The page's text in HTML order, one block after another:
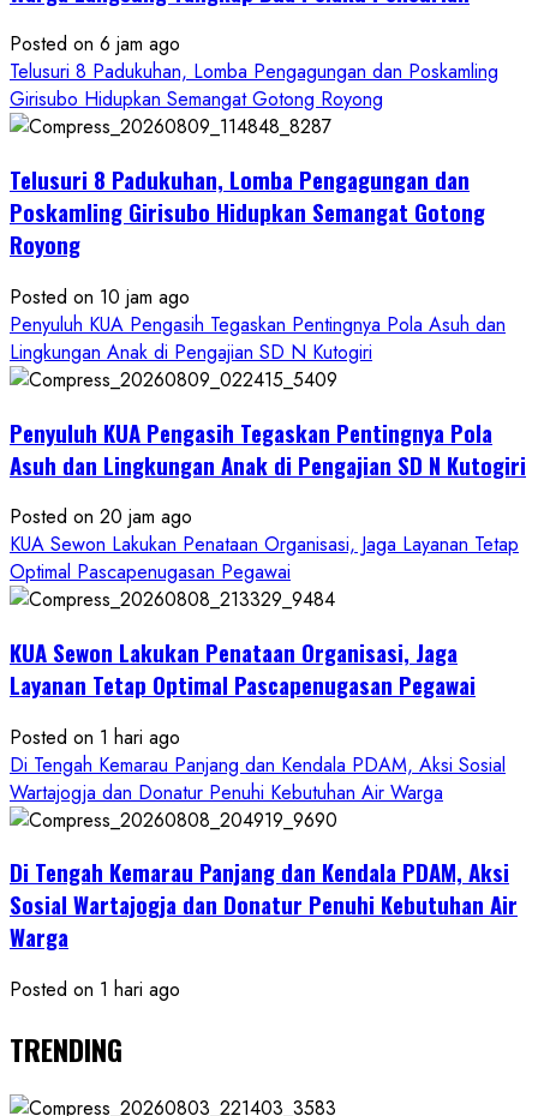
Posted on 6 jam ago
Telusuri 8 Padukuhan, Lomba Pengagungan dan Poskamling
Girisubo Hidupkan Semangat Gotong Royong
Telusuri 8 Padukuhan, Lomba Pengagungan dan
Poskamling Girisubo Hidupkan Semangat Gotong
Royong
Posted on 10 jam ago
Penyuluh KUA Pengasih Tegaskan Pentingnya Pola Asuh dan
Lingkungan Anak di Pengajian SD N Kutogiri
Penyuluh KUA Pengasih Tegaskan Pentingnya Pola
Asuh dan Lingkungan Anak di Pengajian SD N Kutogiri
Posted on 20 jam ago
KUA Sewon Lakukan Penataan Organisasi, Jaga Layanan Tetap
Optimal Pascapenugasan Pegawai
KUA Sewon Lakukan Penataan Organisasi, Jaga
Layanan Tetap Optimal Pascapenugasan Pegawai
Posted on 1 hari ago
Di Tengah Kemarau Panjang dan Kendala PDAM, Aksi Sosial
Wartajogja dan Donatur Penuhi Kebutuhan Air Warga
Di Tengah Kemarau Panjang dan Kendala PDAM, Aksi
Sosial Wartajogja dan Donatur Penuhi Kebutuhan Air
Warga
Posted on 1 hari ago
TRENDING